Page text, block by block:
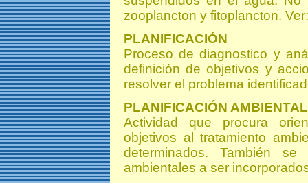
zooplancton y fitoplancton.
PLANIFICACIÓN
Proceso de diagnostico y
definición de objetivos y
resolver el problema
PLANIFICACIÓN AMBIENTAL
Actividad que procura
objetivos al tratamiento
determinados. También
ambientales a ser